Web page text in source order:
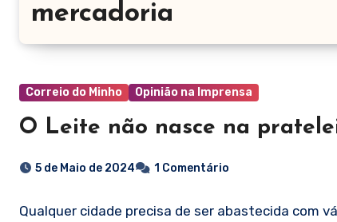
mercadoria
Correio do Minho Opinião na Imprensa
O Leite não nasce na
5 de Maio de 2024 1 Comentário
Qualquer cidade precisa de ser abastecida com